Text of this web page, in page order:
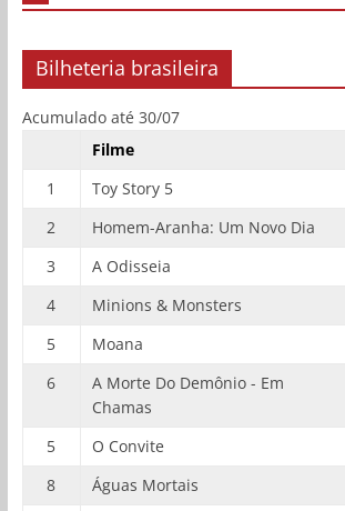
Bilheteria brasileira
Acumulado até 30/07
Filme
1
Toy Story 5
2
Homem-Aranha: Um Novo Dia
3
A Odisseia
4
Minions & Monsters
5
Moana
6
A Morte Do Demônio - Em
Chamas
5 O Convite
8
Águas Mortais